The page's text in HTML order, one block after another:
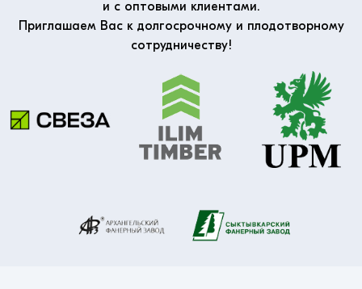
и с оптовыми клиентами.
Приглашаем Вас к долгосрочному и плодотворному
сотрудничеству!